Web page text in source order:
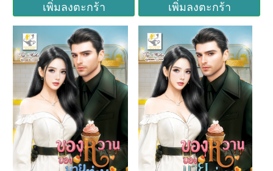
เพิ่มลงตะกร้า
เพิ่มลงตะกร้า